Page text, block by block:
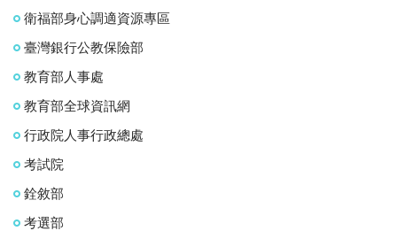
衛福部身心調適資源專區
臺灣銀行公教保險部
教育部人事處
教育部全球資訊網
行政院人事行政總處
考試院
銓敘部
考選部